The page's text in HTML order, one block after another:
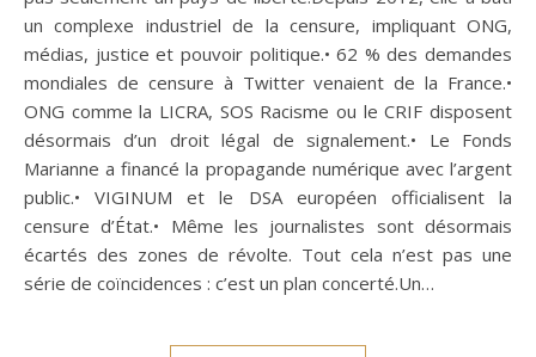
un complexe industriel de la censure, impliquant ONG,
médias, justice et pouvoir politique.• 62 % des demandes
mondiales de censure à Twitter venaient de la France.•
ONG comme la LICRA, SOS Racisme ou le CRIF disposent
désormais d’un droit légal de signalement.• Le Fonds
Marianne a financé la propagande numérique avec l’argent
public.• VIGINUM et le DSA européen officialisent la
censure d’État.• Même les journalistes sont désormais
écartés des zones de révolte. Tout cela n’est pas une
série de coïncidences : c’est un plan concerté.Un…